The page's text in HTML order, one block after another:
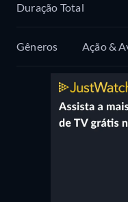
Duração Total
Gêneros Ação &